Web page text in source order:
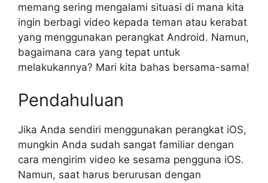
memang sering mengalami situasi di mana kita
ingin berbagi video kepada teman atau kerabat
yang menggunakan perangkat Android. Namun,
bagaimana cara yang tepat untuk
melakukannya? Mari kita bahas bersama-sama!
Pendahuluan
Jika Anda sendiri menggunakan perangkat iOS,
mungkin Anda sudah sangat familiar dengan
cara mengirim video ke sesama pengguna iOS.
Namun, saat harus berurusan dengan